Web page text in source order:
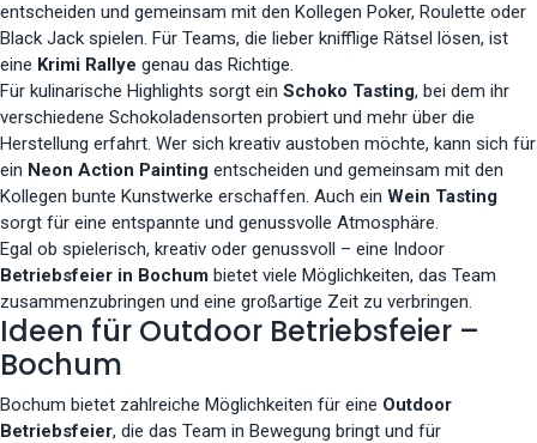
entscheiden und gemeinsam mit den Kollegen Poker, Roulette oder
Black Jack spielen. Für Teams, die lieber knifflige Rätsel lösen, ist
eine Krimi Rallye genau das Richtige.
Für kulinarische Highlights sorgt ein Schoko Tasting, bei dem ihr
verschiedene Schokoladensorten probiert und mehr über die
Herstellung erfahrt. Wer sich kreativ austoben möchte, kann sich für
ein Neon Action Painting entscheiden und gemeinsam mit den
Kollegen bunte Kunstwerke erschaffen. Auch ein Wein Tasting
sorgt für eine entspannte und genussvolle Atmosphäre.
Egal ob spielerisch, kreativ oder genussvoll – eine Indoor
Betriebsfeier in Bochum bietet viele Möglichkeiten, das Team
zusammenzubringen und eine großartige Zeit zu verbringen.
Ideen für Outdoor Betriebsfeier –
Bochum
Bochum bietet zahlreiche Möglichkeiten für eine Outdoor
Betriebsfeier, die das Team in Bewegung bringt und für